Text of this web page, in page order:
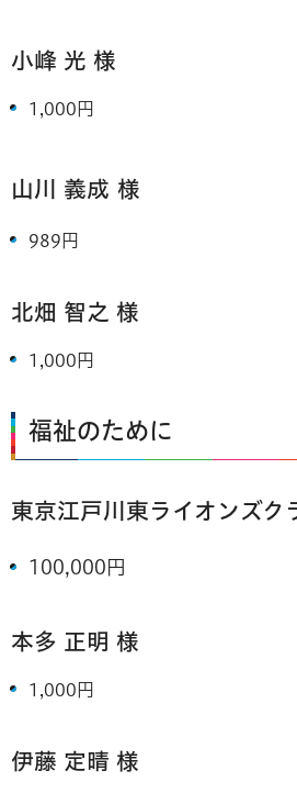
小峰 光 様
1,000円
山川 義成 様
989円
北畑 智之 様
1,000円
福祉のために
東京江戸川東ライオンズク
100,000円
本多 正明 様
1,000円
伊藤 定晴 様